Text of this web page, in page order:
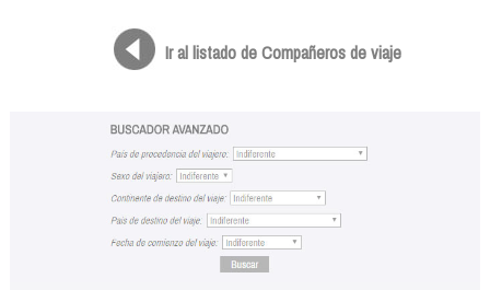
Ir al listado de Compañeros de viaje